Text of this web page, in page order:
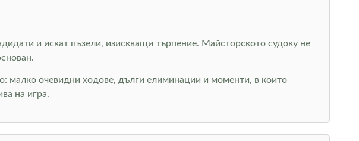
и искат пъзели, изискващи търпение. Майсторското судоку не
малко очевидни ходове, дълги елиминации и моменти, в които
на игра.